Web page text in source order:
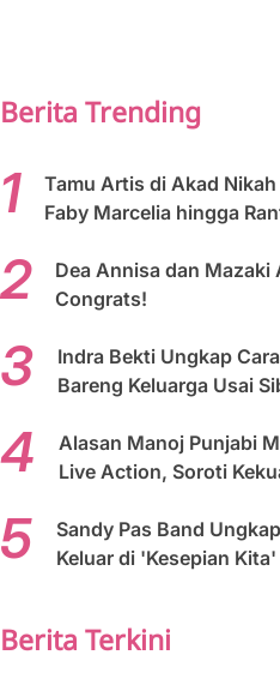
Berita Trending
Tamu Artis di Akad
Faby Marcelia hingga
Dea Annisa dan Mazaki
Congrats!
Indra Bekti Ungkap
Bareng Keluarga Usai
Alasan Manoj Punjabi
Live Action, Soroti
Sandy Pas Band
Keluar di 'Kesepian Kita'
Berita Terkini